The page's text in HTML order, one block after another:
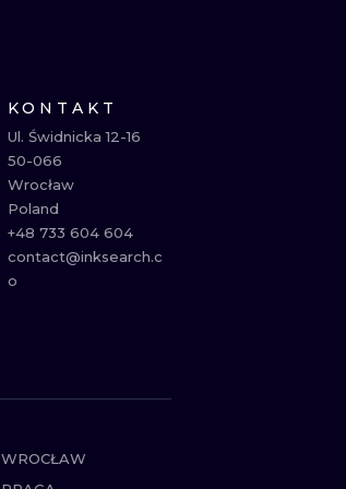
KONTAKT
Ul. Świdnicka 12-16
50-066
Wrocław
Poland
+48 733 604 604
contact@inksearch.c
o
WROCŁAW